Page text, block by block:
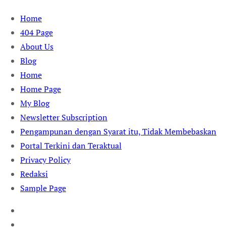
Skip
content
Home
404 Page
About Us
Blog
Home
Home Page
My Blog
Newsletter Subscription
Pengampunan dengan Syarat itu, Tidak Membebaskan
Portal Terkini dan Teraktual
Privacy Policy
Redaksi
Sample Page